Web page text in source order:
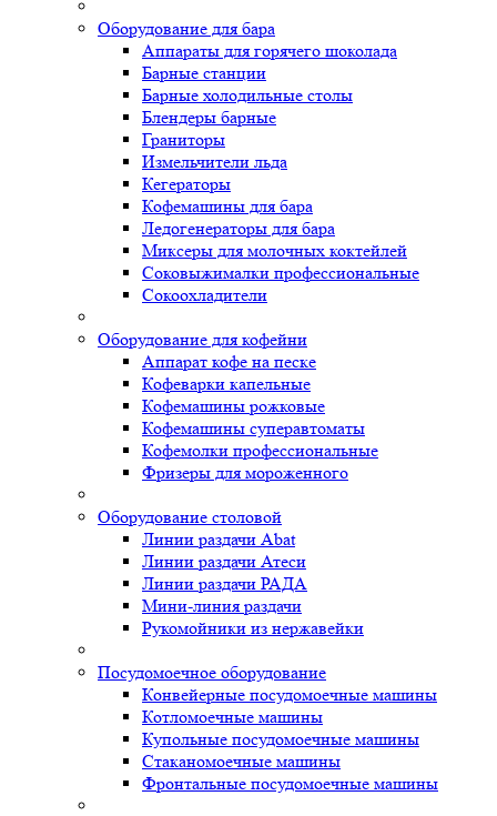
Оборудование для бара
Аппараты для горячего шоколада
Барные станции
Барные холодильные столы
Блендеры барные
Граниторы
Измельчители льда
Кегераторы
Кофемашины для бара
Ледогенераторы для бара
Миксеры для молочных коктейлей
Соковыжималки профессиональные
Сокоохладители
Оборудование для кофейни
Аппарат кофе на песке
Кофеварки капельные
Кофемашины рожковые
Кофемашины суперавтоматы
Кофемолки профессиональные
Фризеры для мороженного
Оборудование столовой
Линии раздачи Abat
Линии раздачи Атеси
Линии раздачи РАДА
Мини-линия раздачи
Рукомойники из нержавейки
Посудомоечное оборудование
Конвейерные посудомоечные машины
Котломоечные машины
Купольные посудомоечные машины
Стаканомоечные машины
Фронтальные посудомоечные машины